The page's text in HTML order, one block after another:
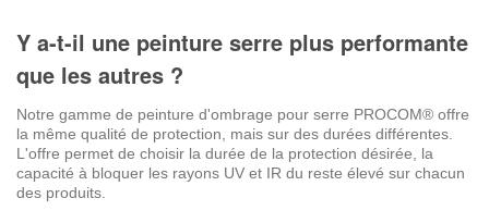
Y a-t-il une peinture serre plus performante
que les autres ?
Notre gamme de peinture d'ombrage pour serre PROCOM® offre
la même qualité de protection, mais sur des durées différentes.
L'offre permet de choisir la durée de la protection désirée, la
capacité à bloquer les rayons UV et IR du reste élevé sur chacun
des produits.